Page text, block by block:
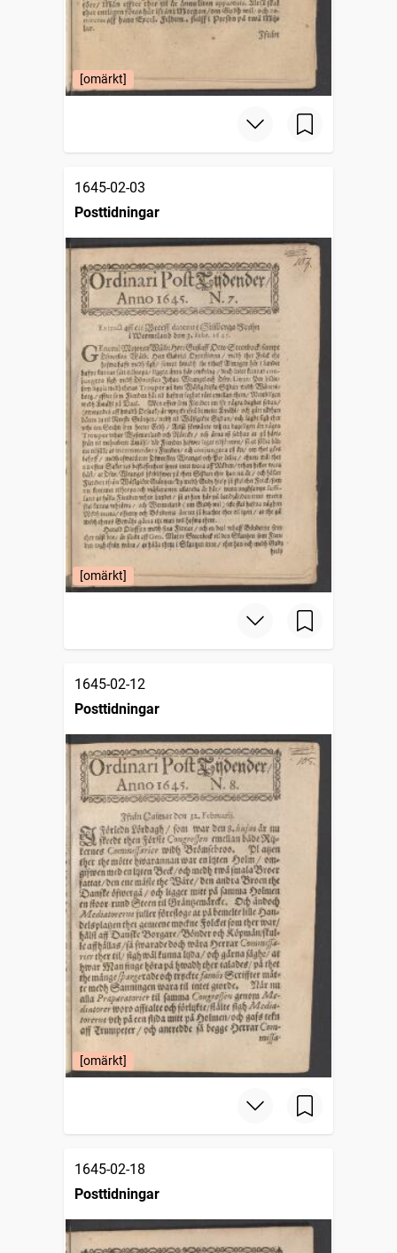
[omärkt]
1645-02-03
Posttidningar
[omärkt]
1645-02-12
Posttidningar
[omärkt]
1645-02-18
Posttidningar